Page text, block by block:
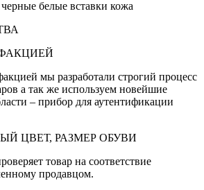
белые вставки кожа
мы разработали строгий процесс
а так же используем новейшие
– прибор для аутентификации
ЦВЕТ, РАЗМЕР ОБУВИ
товар на соответствие
продавцом.